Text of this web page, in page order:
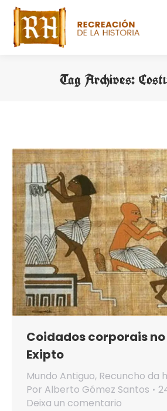
Tag Archives:
Coidados corporais
Exipto
Mundo Antiguo, Recuncho da
Por Alberto Gómez Santos
Deixa un comentario